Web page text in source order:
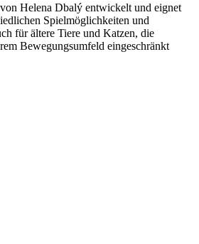
Helena Dbalý entwickelt und eignet
Spielmöglichkeiten und
für ältere Tiere und Katzen, die
Bewegungsumfeld eingeschränkt